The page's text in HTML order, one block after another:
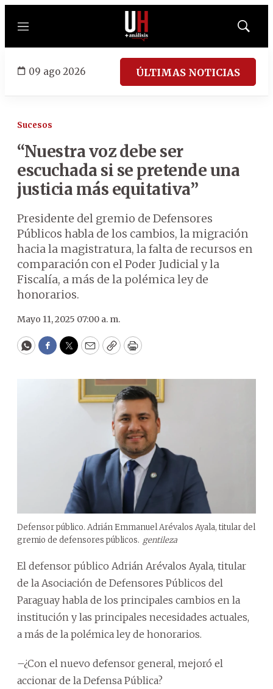
Menú
Mostrar
09 ago 2026 ÚLTIMAS NOTICIAS
Sucesos
“Nuestra voz debe ser
escuchada si se pretende una
justicia más equitativa”
Presidente del gremio de Defensores
Públicos habla de los cambios, la migración
hacia la magistratura, la falta de recursos en
comparación con el Poder Judicial y la
Fiscalía, a más de la polémica ley de
honorarios.
Mayo 11, 2025 07:00 a. m.
WhatsApp
Facebook
Twitter
EmailCopyPrint
Defensor público. Adrián Emmanuel Arévalos Ayala, titular del
gremio de defensores públicos. gentileza
El defensor público Adrián Arévalos Ayala, titular
de la Asociación de Defensores Públicos del
Paraguay habla de los principales cambios en la
institución y las principales necesidades actuales,
a más de la polémica ley de honorarios.
–¿Con el nuevo defensor general, mejoró el
accionar de la Defensa Pública?